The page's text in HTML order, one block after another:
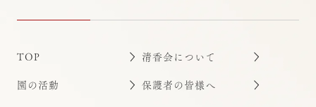
TOP 清香会について
園の活動 保護者の皆様へ